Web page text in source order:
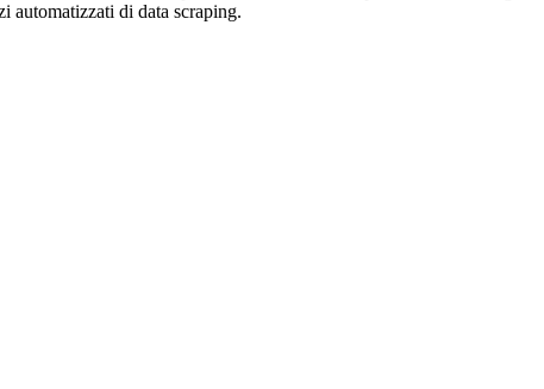
automatizzati di data scraping.